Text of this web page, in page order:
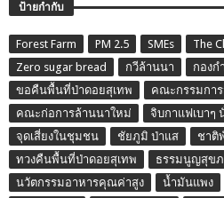
ป้ายกำกับ
Forest Farm PM 2.5 SMEs
The
Zero sugar bread
กวีล้านนา กองก
ขอคืนพื้นที่ป่าดอยสุเทพ
คณะกรรมกา
คณะก่อการล้านนาใหม่
จิบกาแฟเบาๆ
จุดเสี่ยงในชุมชน
ชัยภูมิ ป่าแส
ชาติ
ทวงคืนพื้นที่ป่าดอยสุเทพ
ธรรมนูญสุข
นวัตกรรมอาหารคุณค่าสูง
น้ำมันแพง